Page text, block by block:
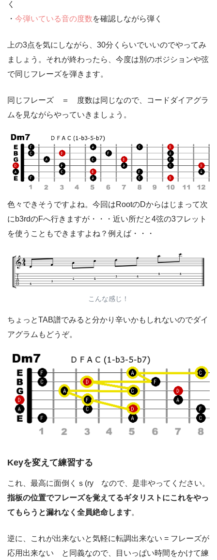
く
・ 今弾いている音の度数を確認しながら弾く
上の3点を気にしながら、 30分くらいでいいのでやってみ
ましょう 。それが終わったら、今度は別のポジションや弦
で同じフレーズを弾きます。
同じフレーズ ＝ 度数は同じなので、コードダイアグラ
ムを見ながらやっていきましょう。
色々できそうですよね。今回はRootのDからはじまって次
にb3rdのFへ行きますが・・・近い所だと4弦の3フレット
を使うこともできますよね？例えば・・・
こんな感じ！
ちょっとTAB譜でみると分かり辛いかもしれないのでダイ
アグラムもどうぞ。
Keyを変えて練習する
これ、最高に面倒くｓ(ry なので、是非やってください。
指板の位置でフレーズを覚えてるギタリストにこれをやっ
てもらうと漏れなく全員絶命します。
逆に、
これが出来ないと気軽に転調出来ない = フレーズが
応用出来ない と同義なので、目いっぱい時間をかけて練